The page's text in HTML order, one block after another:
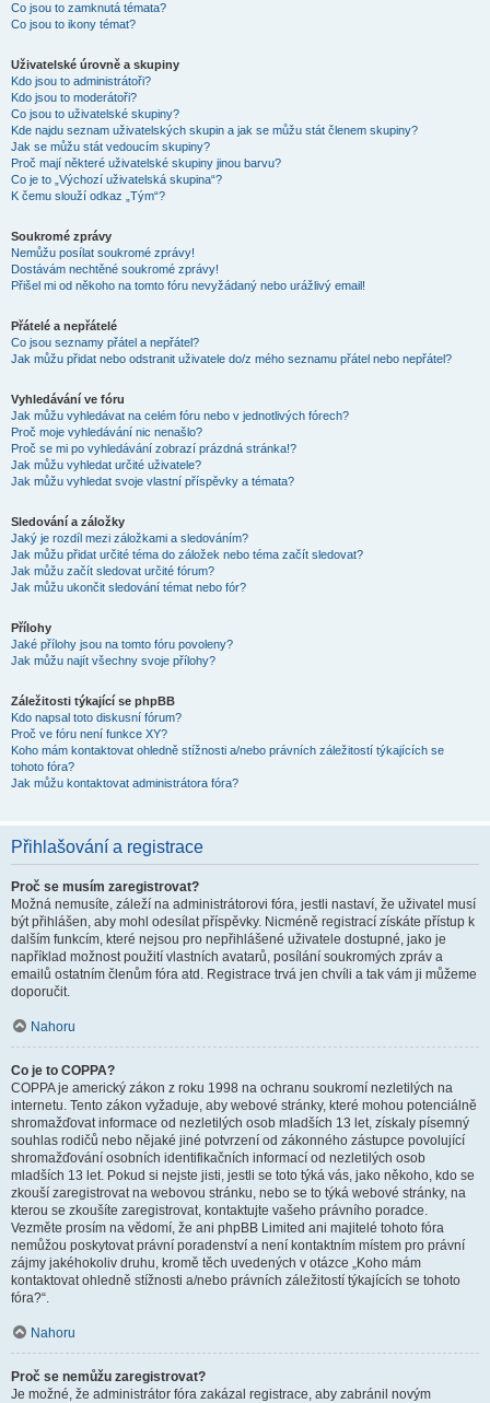
Co jsou to zamknutá témata?
Co jsou to ikony témat?
Uživatelské úrovně a skupiny
Kdo jsou to administrátoři?
Kdo jsou to moderátoři?
Co jsou to uživatelské skupiny?
Kde najdu seznam uživatelských skupin a jak se můžu stát členem skupiny?
Jak se můžu stát vedoucím skupiny?
Proč mají některé uživatelské skupiny jinou barvu?
Co je to „Výchozí uživatelská skupina“?
K čemu slouží odkaz „Tým“?
Soukromé zprávy
Nemůžu posílat soukromé zprávy!
Dostávám nechtěné soukromé zprávy!
Přišel mi od někoho na tomto fóru nevyžádaný nebo urážlivý email!
Přátelé a nepřátelé
Co jsou seznamy přátel a nepřátel?
Jak můžu přidat nebo odstranit uživatele do/z mého seznamu přátel nebo nepřátel?
Vyhledávání ve fóru
Jak můžu vyhledávat na celém fóru nebo v jednotlivých fórech?
Proč moje vyhledávání nic nenašlo?
Proč se mi po vyhledávání zobrazí prázdná stránka!?
Jak můžu vyhledat určité uživatele?
Jak můžu vyhledat svoje vlastní příspěvky a témata?
Sledování a záložky
Jaký je rozdíl mezi záložkami a sledováním?
Jak můžu přidat určité téma do záložek nebo téma začít sledovat?
Jak můžu začít sledovat určité fórum?
Jak můžu ukončit sledování témat nebo fór?
Přílohy
Jaké přílohy jsou na tomto fóru povoleny?
Jak můžu najít všechny svoje přílohy?
Záležitosti týkající se phpBB
Kdo napsal toto diskusní fórum?
Proč ve fóru není funkce XY?
Koho mám kontaktovat ohledně stížnosti a/nebo právních záležitostí týkajících se
tohoto fóra?
Jak můžu kontaktovat administrátora fóra?
Přihlašování a registrace
Proč se musím zaregistrovat?
Možná nemusíte, záleží na administrátorovi fóra, jestli nastaví, že uživatel musí
být přihlášen, aby mohl odesílat příspěvky. Nicméně registrací získáte přístup k
dalším funkcím, které nejsou pro nepřihlášené uživatele dostupné, jako je
například možnost použití vlastních avatarů, posílání soukromých zpráv a
emailů ostatním členům fóra atd. Registrace trvá jen chvíli a tak vám ji můžeme
doporučit.
Nahoru
Co je to COPPA?
COPPA je americký zákon z roku 1998 na ochranu soukromí nezletilých na
internetu. Tento zákon vyžaduje, aby webové stránky, které mohou potenciálně
shromažďovat informace od nezletilých osob mladších 13 let, získaly písemný
souhlas rodičů nebo nějaké jiné potvrzení od zákonného zástupce povolující
shromažďování osobních identifikačních informací od nezletilých osob
mladších 13 let. Pokud si nejste jisti, jestli se toto týká vás, jako někoho, kdo se
zkouší zaregistrovat na webovou stránku, nebo se to týká webové stránky, na
kterou se zkoušíte zaregistrovat, kontaktujte vašeho právního poradce.
Vezměte prosím na vědomí, že ani phpBB Limited ani majitelé tohoto fóra
nemůžou poskytovat právní poradenství a není kontaktním místem pro právní
zájmy jakéhokoliv druhu, kromě těch uvedených v otázce „Koho mám
kontaktovat ohledně stížnosti a/nebo právních záležitostí týkajících se tohoto
fóra?“.
Nahoru
Proč se nemůžu zaregistrovat?
Je možné, že administrátor fóra zakázal registrace, aby zabránil novým